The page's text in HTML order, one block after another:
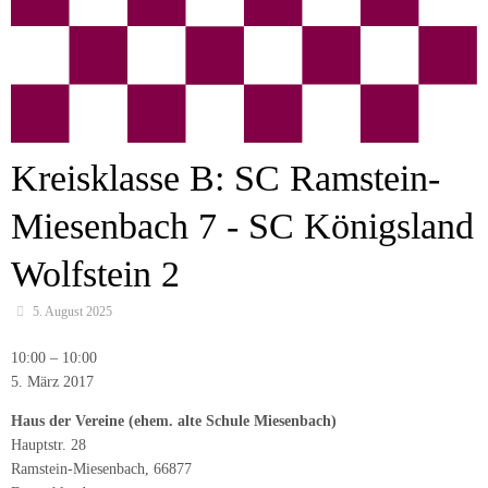
Kreisklasse B: SC Ramstein-
Miesenbach 7 - SC Königsland
Wolfstein 2
5. August 2025
Kreisklasse
B:
Ramstein-
Miesenbach
7
10:00 – 10:00
5. März 2017
Haus der Vereine (ehem. alte Schule Miesenbach)
Hauptstr. 28
Ramstein-Miesenbach 66877